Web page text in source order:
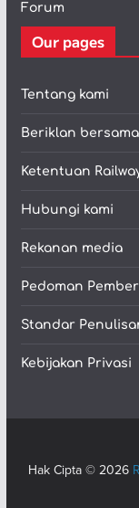
Forum
Our pages
Tentang kami
Beriklan
Ketentuan
Hubungi kami
Rekanan media
Pedoman
Standar
Kebijakan Privasi
Hak Cipta © 2026